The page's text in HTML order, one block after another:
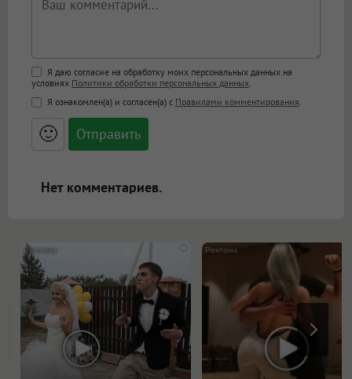
Поддержка HTML
<b>, <strong>, <u>, <i>, <em>, <s>, <big>,
<small>, <sup>, <sub>, <pre>, <ul>, <ol>, <li>,
<blockquote>, <code> экранирует HTML,
адреса URL автоматически становятся
ссылками, и [img]адрес[/img] будет
Я даю согласие на обработку моих персональных данных на
условиях Политики обработки персональных данных.
Я ознакомлен(а) и согласен(а) с Правилами комментирования.
🙂
Нет комментариев.
i